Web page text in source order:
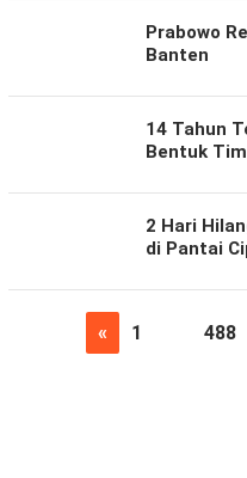
Prabowo
Banten
14 Tahun
Bentuk
2 Hari
di Pantai
« 1 488